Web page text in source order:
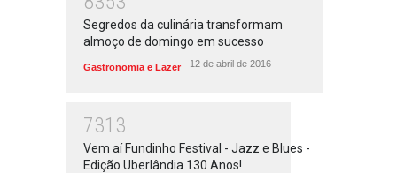
Segredos da culinária transformam
almoço de domingo em sucesso
Gastronomia e Lazer 12 de abril de 2016
7313
Vem aí Fundinho Festival - Jazz e Blues -
Edição Uberlândia 130 Anos!